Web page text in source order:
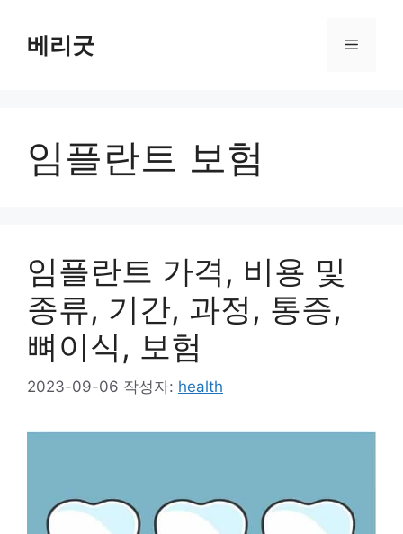
베리굿 메
임플란트 보험
임플란트 가격, 비용 및
종류, 기간, 과정, 통증,
뼈이식, 보험
2023-09-06 작성자: health